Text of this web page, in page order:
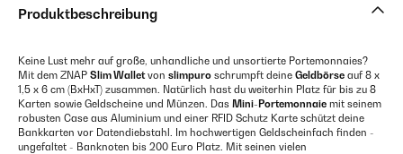
Produktbeschreibung
Keine Lust mehr auf große, unhandliche und unsortierte Portemonnaies?
Mit dem ZNAP Slim Walletvon slimpuro schrumpft deine Geldbörse auf 8 x
1,5 x 6 cm (BxHxT) zusammen. Natürlich hast du weiterhin Platz für bis zu 8
Karten sowie Geldscheine und Münzen. Das Mini-Portemonnaie mit seinem
robusten Case aus Aluminium und einer RFID Schutz Karte schützt deine
Bankkarten vor Datendiebstahl. Im hochwertigen Geldscheinfach finden -
ungefaltet - Banknoten bis 200 Euro Platz. Mit seinen vielen